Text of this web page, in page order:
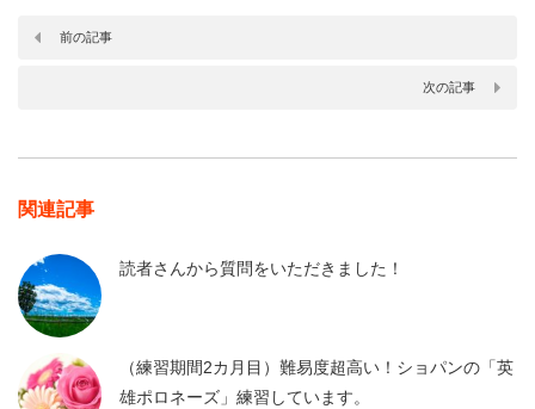
前の記事
次の記事
関連記事
読者さんから質問をいただきました！
（練習期間2カ月目）難易度超高い！ショパンの「英
雄ポロネーズ」練習しています。